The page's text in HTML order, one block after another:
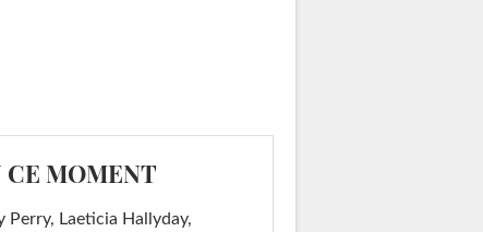
CE MOMENT
Perry, Laeticia Hallyday,